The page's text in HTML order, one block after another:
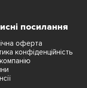
посилання
оферта
конфіденційність